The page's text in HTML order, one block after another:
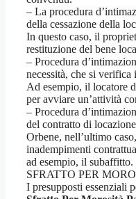
– La procedura
della cessazione della
In questo caso, il
restituzione del bene
– Procedura
necessità, che si
Ad esempio, il locatore
per avviare un’attività
– Procedura
del contratto di
Orbene, nell’ultimo
inadempimenti
ad esempio, il subaffitto.
SFRATTO PER
I presupposti essenziali